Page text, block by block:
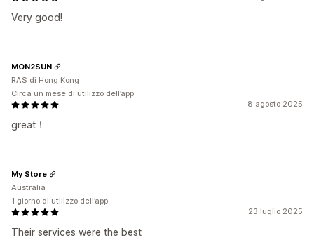
Very good!
8 agosto 2025
great！
MON2SUN
RAS di Hong Kong
Circa un mese di utilizzo dell’app
23 luglio 2025
Their services were the best
My Store
Australia
1 giorno di utilizzo dell’app